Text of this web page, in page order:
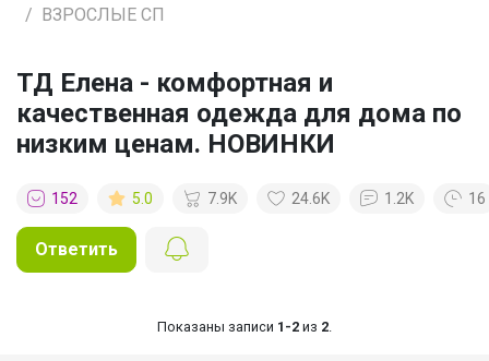
ВЗРОСЛЫЕ СП
ТД Елена - комфортная и
качественная одежда для дома по
низким ценам. НОВИНКИ
152 5.0 7.9K 24.6K 1.2K 16
Ответить
Показаны записи 1-2 из 2